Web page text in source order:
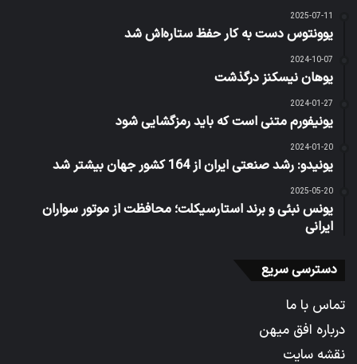
2025-07-11
یوونتوس دست به کار حفظ ستاره‌اش شد
2024-10-07
یوهان نیسکنز درگذشت
2024-01-27
یونیفورم متنی است که باید رمزگشایی شود
2024-01-20
یونیدو: رشد صنعتی ایران از 164 کشور جهان بیشتر شد
2025-05-20
یونس نبئی و برند استارسیکلت؛ محافظت از موتور سواران
ایرانی
دسترسی سریع
تماس با ما
درباره افق میهن
نقشه سایت